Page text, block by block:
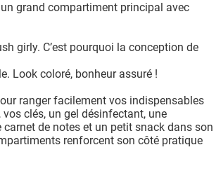
grand compartiment principal avec
girly. C’est pourquoi la conception de
Look coloré, bonheur assuré !
ranger facilement vos indispensables
clés, un gel désinfectant, une
de notes et un petit snack dans son
renforcent son côté pratique